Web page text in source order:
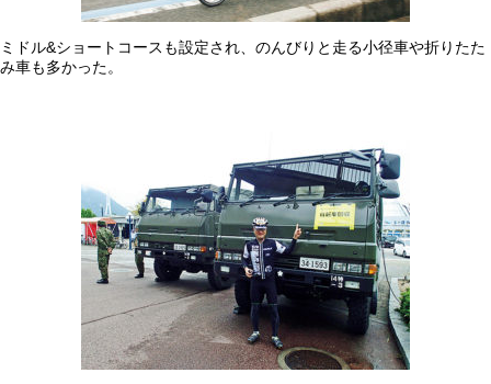
ミドル&ショートコースも設定され、のんびりと走る小径車や折りたた
み車も多かった。